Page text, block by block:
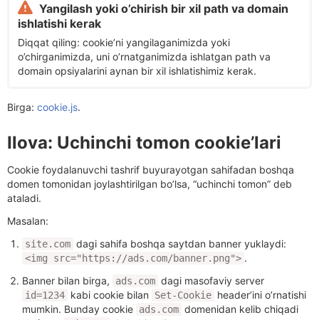
Yangilash yoki o’chirish bir xil path va domain
ishlatishi kerak
Diqqat qiling: cookie’ni yangilaganimizda yoki
o’chirganimizda, uni o’rnatganimizda ishlatgan path va
domain opsiyalarini aynan bir xil ishlatishimiz kerak.
Birga: cookie.js.
Ilova: Uchinchi tomon cookie’lari
Cookie foydalanuvchi tashrif buyurayotgan sahifadan boshqa
domen tomonidan joylashtirilgan bo’lsa, “uchinchi tomon” deb
ataladi.
Masalan:
site.com dagi sahifa boshqa saytdan banner yuklaydi:
<img src="https://ads.com/banner.png"> .
Banner bilan birga,
ads.com dagi masofaviy server
id=1234 kabi cookie bilan Set-Cookie header’ini o’rnatishi
mumkin. Bunday cookie ads.com domenidan kelib chiqadi